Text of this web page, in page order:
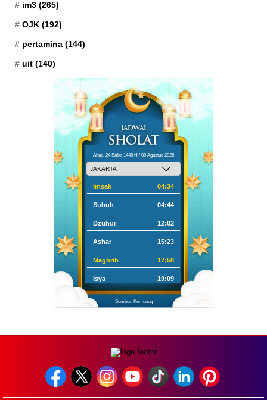
im3 (265)
OJK (192)
pertamina (144)
uit (140)
Ahad, 24 Safar 1448 H / 09 Agustus 2026
Imsak 04:34
Subuh 04:44
Dzuhur 12:02
Ashar 15:23
Maghrib 17:58
Isya 19:09
Sumber: Kemenag